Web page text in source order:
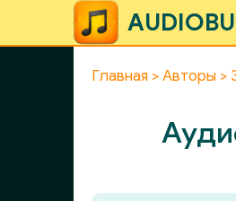
Главная Авторы